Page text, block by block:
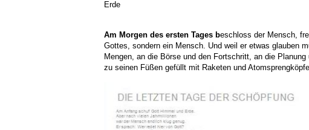
Erde
Am Morgen des ersten Tages beschloss der Mensch,
Gottes, sondern ein Mensch. Und weil er etwas glauben
Mengen, an die Börse und den Fortschritt, an die Planung
zu seinen Füßen gefüllt mit Raketen und